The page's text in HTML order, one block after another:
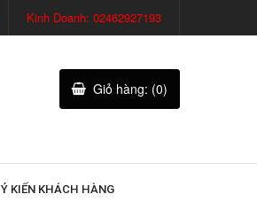
Kinh Doanh: 02462927193
Giỏ hàng: (0)
Ý KIẾN KHÁCH HÀNG